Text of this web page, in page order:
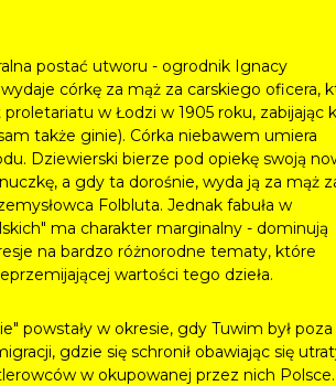
postać utworu - ogrodnik Ignacy
córkę za mąż za carskiego oficera,
w Łodzi w 1905 roku, zabijając
także ginie). Córka niebawem umiera
Dziewierski bierze pod opiekę swoją
a gdy ta dorośnie, wyda ją za mąż
Folbluta. Jednak fabuła w
ma charakter marginalny - dominują
na bardzo różnorodne tematy, które
wartości tego dzieła.
powstały w okresie, gdy Tuwim był poza
gdzie się schronił obawiając się
w okupowanej przez nich Polsce.